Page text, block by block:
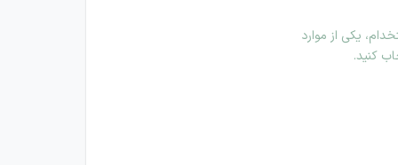
یکی از موارد
کنید.